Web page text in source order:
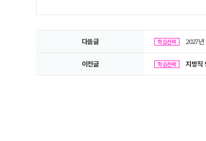
다음글 학습전략 2027
이전글 학습전략 지방직